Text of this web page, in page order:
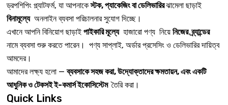
ড্রপশিপিং প্ল্যাটফর্ম, যা আপনাকেস্টক, প্যাকেজিং বা ডেলিভারিরঝামেলা ছাড়াই
বিনামূল্যেঅনলাইন ব্যবসা পরিচালনার সুযোগ দিচ্ছে।
এখানে আপনি বিনিয়োগ ছাড়াই পাইকারি মূল্যেহাজারো পণ্য নিয়ে নিজের ব্র্যান্ডের
নামে ব্যবসা শুরু করতে পারেন। পণ্য সাপ্লাই, অর্ডার প্রসেসিং ও ডেলিভারির দায়িত্ব
আমদের।
আমাদের লক্ষ্য হলো —ব্যবসাকে সহজ করা, উদ্যোক্তাদের ক্ষমতায়ন, এবং একটি
আধুনিক ও টেকসই ই-কমার্স ইকোসিস্টেম তৈরি করা।
Quick Links